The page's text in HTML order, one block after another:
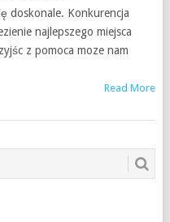
doskonale. Konkurencja
najlepszego miejsca
z pomoca moze nam
Read More